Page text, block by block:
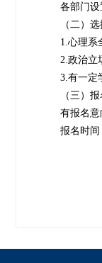
各部门设
（二）
1.心理系
2.政治立
3.有一定
（三）
有报名意
报名时间